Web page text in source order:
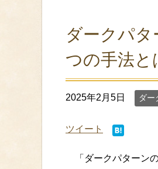
ダークパ
つの手法と
2025年2月5日 ダー
ツイート
「ダークパターン